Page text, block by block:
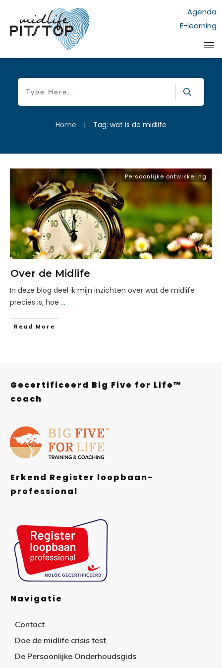
Agenda
E-learning
Home | Tag: wat is de midlife
Persoonlijke ontwikkeling
Over de Midlife
In deze blog deel ik mijn inzichten over wat de midlife
precies is, hoe ...
Read More
Gecertificeerd Big Five for Life™
coach
Erkend Register loopbaan-
professional
Navigatie
Contact
Doe de midlife crisis test
De Persoonlijke Onderhoudsgids